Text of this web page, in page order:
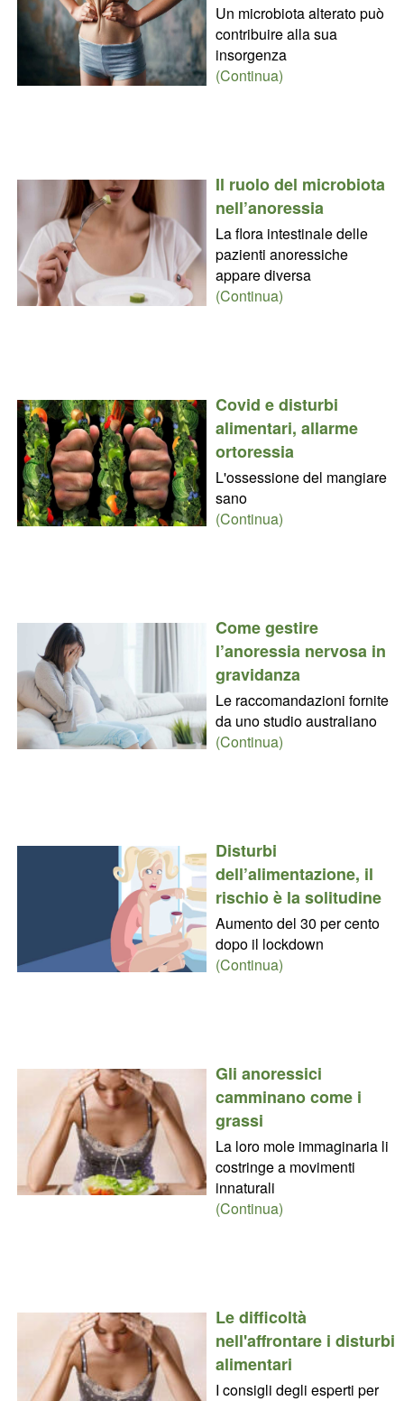
Un microbiota alterato può
contribuire alla sua
insorgenza
(Continua)
Il ruolo del microbiota
nell’anoressia
La flora intestinale delle
pazienti anoressiche
appare diversa
(Continua)
Covid e disturbi
alimentari, allarme
ortoressia
L'ossessione del mangiare
sano
(Continua)
Come gestire
l’anoressia nervosa in
gravidanza
Le raccomandazioni fornite
da uno studio australiano
(Continua)
Disturbi
dell’alimentazione, il
rischio è la solitudine
Aumento del 30 per cento
dopo il lockdown
(Continua)
Gli anoressici
camminano come i
grassi
La loro mole immaginaria li
costringe a movimenti
innaturali
(Continua)
Le difficoltà
nell'affrontare i disturbi
alimentari
I consigli degli esperti per